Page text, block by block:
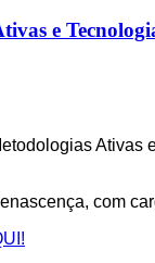
e
com